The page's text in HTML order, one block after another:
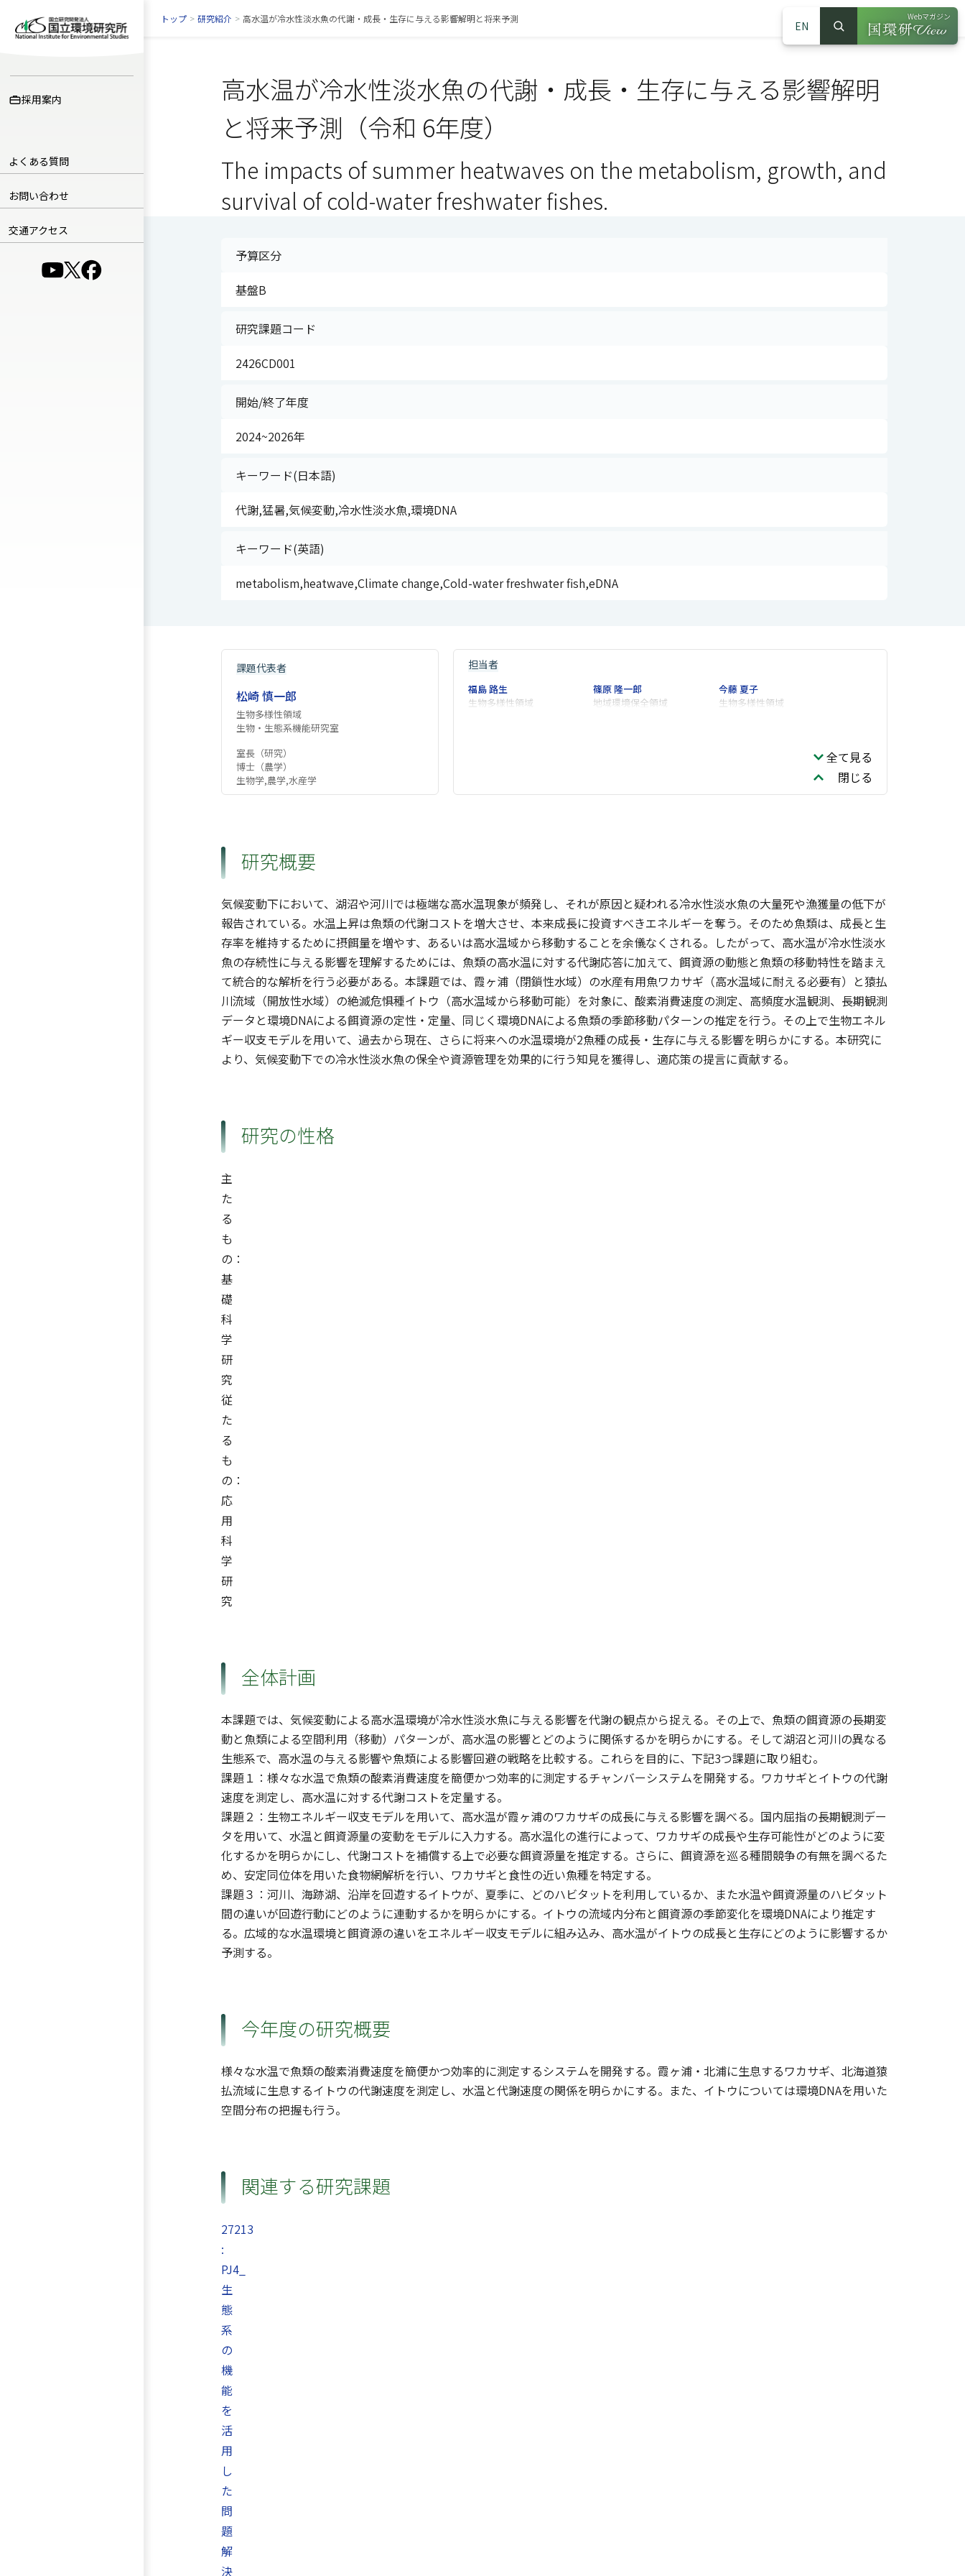
採用案内
よくある質問
お問い合わせ
交通アクセス
（別ウインドウで開きます）
（別ウインドウで開きます）
（別ウインドウで開きます）
EN
サイト内検索
検索
Webマガジン
（別ウインドウ
トップ > 研究紹介 > 高水温が冷水性淡水魚の代謝・成長・生存に与える影響解明と将来予測
高水温が冷水性淡水魚の代謝・成長・生存に与える影響解明
と将来予測（令和 6年度）
The impacts of summer heatwaves on the metabolism, growth, and
survival of cold-water freshwater fishes.
予算区分
基盤B
研究課題コード
2426CD001
開始/終了年度
2024~2026年
キーワード(日本語)
代謝,猛暑,気候変動,冷水性淡水魚,環境DNA
キーワード(英語)
metabolism,heatwave,Climate change,Cold-water freshwater fish,eDNA
課題代表者
松崎 慎一郎
生物多様性領域
生物・生態系機能研究室
室長（研究）
博士（農学）
生物学,農学,水産学
担当者
福島 路生
生物多様性領域
篠原 隆一郎
地域環境保全領域
今藤 夏子
生物多様性領域
全て見る
閉じる
研究概要
気候変動下において、湖沼や河川では極端な高水温現象が頻発し、それが原因と疑われる冷水性淡水魚の大量死や漁獲量の低下が
報告されている。水温上昇は魚類の代謝コストを増大させ、本来成長に投資すべきエネルギーを奪う。そのため魚類は、成長と生
存率を維持するために摂餌量を増やす、あるいは高水温域から移動することを余儀なくされる。したがって、高水温が冷水性淡水
魚の存続性に与える影響を理解するためには、魚類の高水温に対する代謝応答に加えて、餌資源の動態と魚類の移動特性を踏まえ
て統合的な解析を行う必要がある。本課題では、霞ヶ浦（閉鎖性水域）の水産有用魚ワカサギ（高水温域に耐える必要有）と猿払
川流域（開放性水域）の絶滅危惧種イトウ（高水温域から移動可能）を対象に、酸素消費速度の測定、高頻度水温観測、長期観測
データと環境DNAによる餌資源の定性・定量、同じく環境DNAによる魚類の季節移動パターンの推定を行う。その上で生物エネル
ギー収支モデルを用いて、過去から現在、さらに将来への水温環境が2魚種の成長・生存に与える影響を明らかにする。本研究に
より、気候変動下での冷水性淡水魚の保全や資源管理を効果的に行う知見を獲得し、適応策の提言に貢献する。
研究の性格
主
た
る
も
の：
基
礎
科
学
研
究
従
た
る
も
の：
応
用
科
学
研
究
全体計画
本課題では、気候変動による高水温環境が冷水性淡水魚に与える影響を代謝の観点から捉える。その上で、魚類の餌資源の長期変
動と魚類による空間利用（移動）パターンが、高水温の影響とどのように関係するかを明らかにする。そして湖沼と河川の異なる
生態系で、高水温の与える影響や魚類による影響回避の戦略を比較する。これらを目的に、下記3つ課題に取り組む。
課題１：様々な水温で魚類の酸素消費速度を簡便かつ効率的に測定するチャンバーシステムを開発する。ワカサギとイトウの代謝
速度を測定し、高水温に対する代謝コストを定量する。
課題２：生物エネルギー収支モデルを用いて、高水温が霞ヶ浦のワカサギの成長に与える影響を調べる。国内屈指の長期観測デー
タを用いて、水温と餌資源量の変動をモデルに入力する。高水温化の進行によって、ワカサギの成長や生存可能性がどのように変
化するかを明らかにし、代謝コストを補償する上で必要な餌資源量を推定する。さらに、餌資源を巡る種間競争の有無を調べるた
め、安定同位体を用いた食物網解析を行い、ワカサギと食性の近い魚種を特定する。
課題３：河川、海跡湖、沿岸を回遊するイトウが、夏季に、どのハビタットを利用しているか、また水温や餌資源量のハビタット
間の違いが回遊行動にどのように連動するかを明らかにする。イトウの流域内分布と餌資源の季節変化を環境DNAにより推定す
る。広域的な水温環境と餌資源の違いをエネルギー収支モデルに組み込み、高水温がイトウの成長と生存にどのように影響するか
予測する。
今年度の研究概要
様々な水温で魚類の酸素消費速度を簡便かつ効率的に測定するシステムを開発する。霞ヶ浦・北浦に生息するワカサギ、北海道猿
払流域に生息するイトウの代謝速度を測定し、水温と代謝速度の関係を明らかにする。また、イトウについては環境DNAを用いた
空間分布の把握も行う。
関連する研究課題
27213
:
PJ4_
生
態
系
の
機
能
を
活
用
し
た
問
題
解
決